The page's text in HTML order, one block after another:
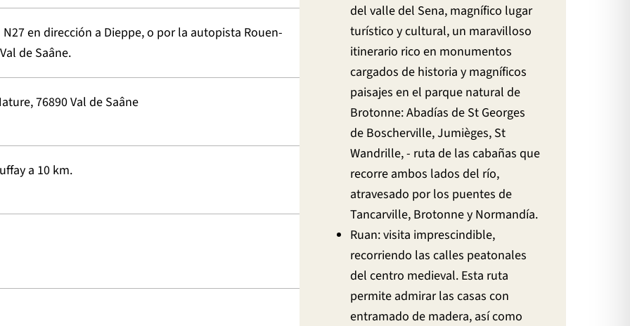
en dirección a Dieppe, o por la autopista Rouen-
de Saâne.
76890 Val de Saâne
a 10 km.
del valle del Sena, magnífico lugar
turístico y cultural, un maravilloso
itinerario rico en monumentos
cargados de historia y magníficos
paisajes en el parque natural de
Brotonne: Abadías de St Georges
de Boscherville, Jumièges, St
Wandrille, - ruta de las cabañas que
recorre ambos lados del río,
atravesado por los puentes de
Tancarville, Brotonne y Normandía.
Ruan: visita imprescindible,
recorriendo las calles peatonales
del centro medieval. Esta ruta
permite admirar las casas con
entramado de madera, así como